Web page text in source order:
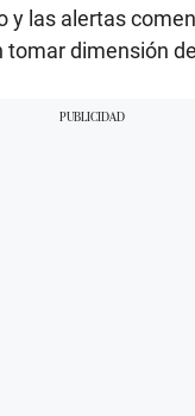
y las alertas
tomar dimensión